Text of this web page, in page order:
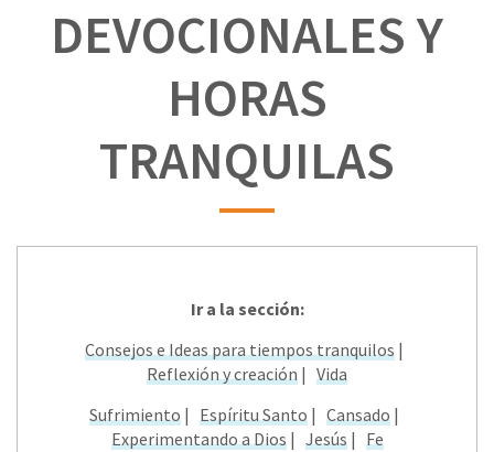
DEVOCIONALES Y
HORAS
TRANQUILAS
Ir a la sección:
Consejos e Ideas para tiempos tranquilos|
Reflexión y creación | Vida
Sufrimiento| Espíritu Santo| Cansado|
Experimentando a Dios| Jesús| Fe